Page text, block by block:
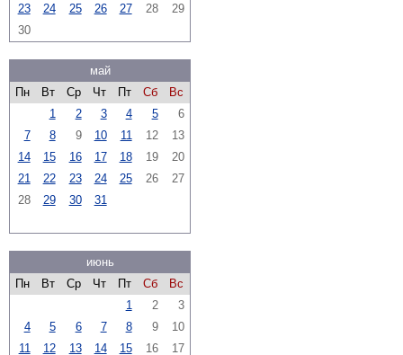
23
24 25 26 27 28
29
30
май
Пн
Вт Ср Чт Пт Сб
Вс
1
2 3 4 5
6
7
8 9 10 11 12
13
14
15 16 17 18 19
20
21
22 23 24 25 26
27
28
29 30 31
июнь
Пн
Вт Ср Чт Пт Сб
Вс
1
2
3
4
5 6 7 8 9
10
11
12 13 14 15 16
17